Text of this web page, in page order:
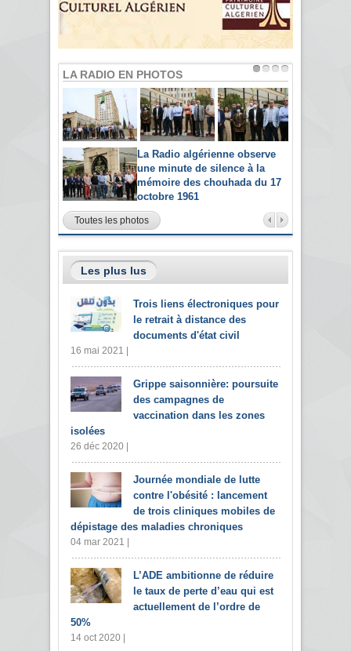
LA RADIO EN PHOTOS
La Radio algérienne observe
une minute de silence à la
mémoire des chouhada du 17
octobre 1961
Toutes les photos
Les plus lus
Trois liens électroniques pour
le retrait à distance des
documents d'état civil
16 mai 2021 |
Grippe saisonnière: poursuite
des campagnes de
vaccination dans les zones
isolées
26 déc 2020 |
Journée mondiale de lutte
contre l'obésité : lancement
de trois cliniques mobiles de
dépistage des maladies chroniques
04 mar 2021 |
L’ADE ambitionne de réduire
le taux de perte d’eau qui est
actuellement de l’ordre de
50%
14 oct 2020 |